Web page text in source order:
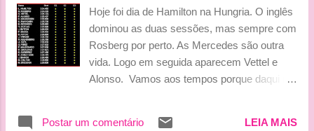
avaliou que pode estar mais próximo da
Mercedes neste fim de semana, mas alertou
para a evolução das rivais, especialmente da
Williams, com o passar dos dias. “Acho que
podemos estar um pouco mais perto neste
pouco melhor”, comentou. “Mas de novo nós
Hoje foi dia de Hamilton na Hungria. O inglês
dominou as duas sessões, mas sempre com
Rosberg por perto. As Mercedes são outra
vida. Logo em seguida aparecem Vettel e
Alonso. Vamos aos tempos porque daqui no
Postar um comentário LEIA MAIS